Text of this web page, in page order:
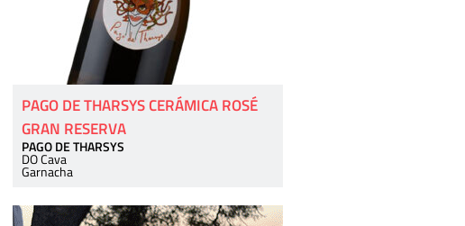
PAGO DE THARSYS CERÁMICA ROSÉ
GRAN RESERVA
PAGO DE THARSYS
DO Cava
Garnacha